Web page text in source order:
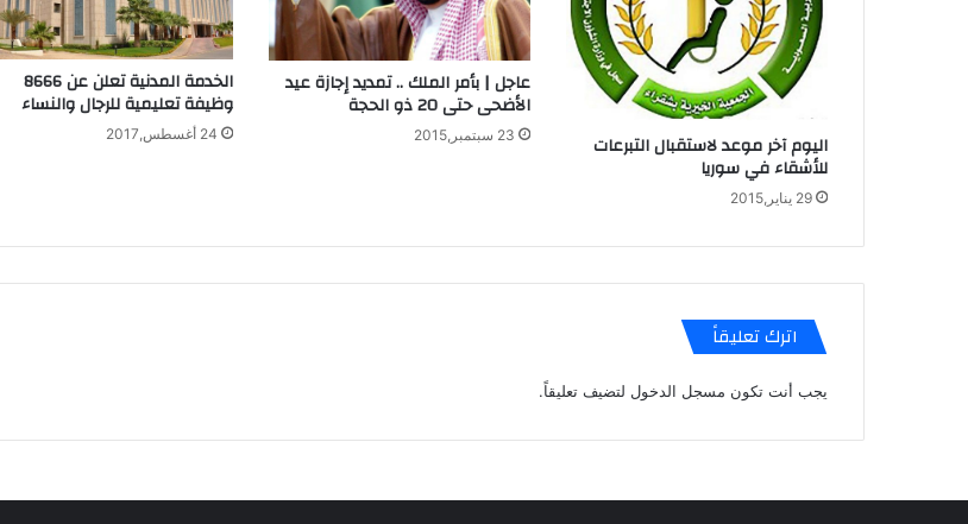
اليوم آخر موعد لاستقبال التبرعات
للأشقاء في سوريا
29 يناير,2015
عاجل | بأمر الملك .. تمديد إجازة عيد
الأضحى حتى 20 ذو الحجة
23 سبتمبر,2015
الخدمة المدنية تعلن عن 8666
وظيفة تعليمية للرجال والنساء
24 أغسطس,2017
اترك تعليقاً
يجب أنت تكون مسجل الدخول لتضيف تعليقاً.